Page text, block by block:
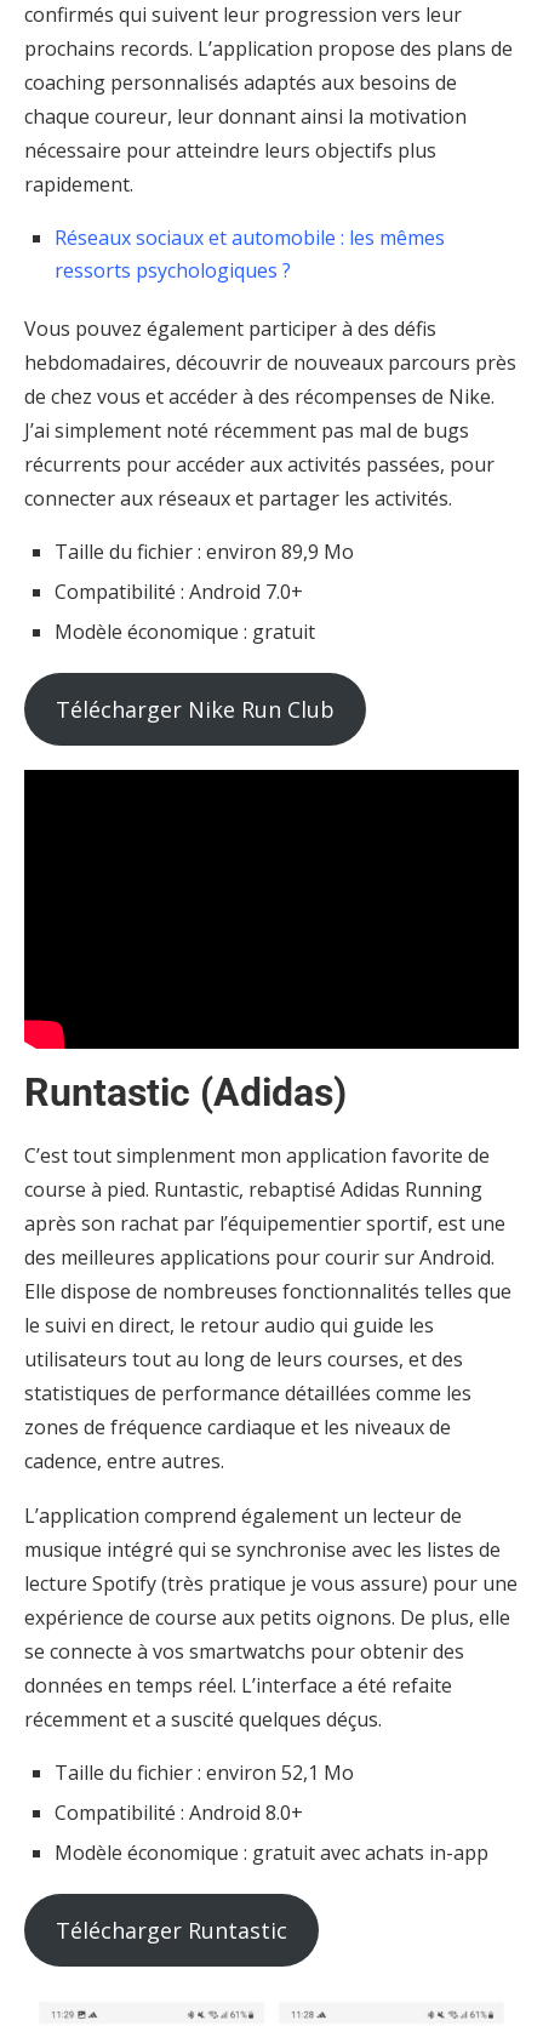
confirmés qui suivent leur progression vers leur
prochains records. L’application propose des plans de
coaching personnalisés adaptés aux besoins de
chaque coureur, leur donnant ainsi la motivation
nécessaire pour atteindre leurs objectifs plus
rapidement.
Réseaux sociaux et automobile : les mêmes
ressorts psychologiques ?
Vous pouvez également participer à des défis
hebdomadaires, découvrir de nouveaux parcours près
de chez vous et accéder à des récompenses de Nike.
J’ai simplement noté récemment pas mal de bugs
récurrents pour accéder aux activités passées, pour
connecter aux réseaux et partager les activités.
Taille du fichier : environ 89,9 Mo
Compatibilité : Android 7.0+
Modèle économique : gratuit
Télécharger Nike Run Club
Runtastic (Adidas)
C’est tout simplenment mon application favorite de
course à pied. Runtastic, rebaptisé Adidas Running
après son rachat par l’équipementier sportif, est une
des meilleures applications pour courir sur Android.
Elle dispose de nombreuses fonctionnalités telles que
le suivi en direct, le retour audio qui guide les
utilisateurs tout au long de leurs courses, et des
statistiques de performance détaillées comme les
zones de fréquence cardiaque et les niveaux de
cadence, entre autres.
L’application comprend également un lecteur de
musique intégré qui se synchronise avec les listes de
lecture Spotify (très pratique je vous assure) pour une
expérience de course aux petits oignons. De plus, elle
se connecte à vos smartwatchs pour obtenir des
données en temps réel. L’interface a été refaite
récemment et a suscité quelques déçus.
Taille du fichier : environ 52,1 Mo
Compatibilité : Android 8.0+
Modèle économique : gratuit avec achats in-app
Télécharger Runtastic